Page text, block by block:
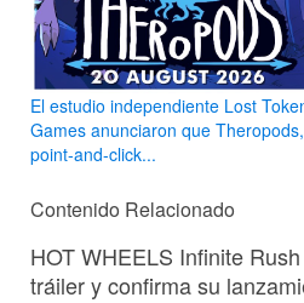
El estudio independiente Lost
Games anunciaron que
point-and-click...
Contenido Relacionado
HOT WHEELS Infinite
tráiler y confirma su